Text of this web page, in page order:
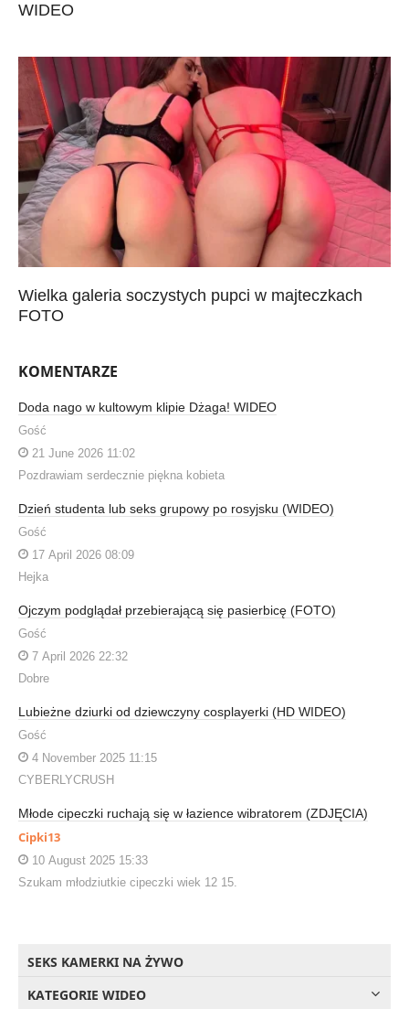
WIDEO
Wielka galeria soczystych pupci w majteczkach
FOTO
KOMENTARZE
Doda nago w kultowym klipie Dżaga! WIDEO
Gość
21 June 2026 11:02
Pozdrawiam serdecznie piękna kobieta
Dzień studenta lub seks grupowy po rosyjsku (WIDEO)
Gość
17 April 2026 08:09
Hejka
Ojczym podglądał przebierającą się pasierbicę (FOTO)
Gość
7 April 2026 22:32
Dobre
Lubieżne dziurki od dziewczyny cosplayerki (HD WIDEO)
Gość
4 November 2025 11:15
CYBERLYCRUSH
Młode cipeczki ruchają się w łazience wibratorem (ZDJĘCIA)
Cipki13
10 August 2025 15:33
Szukam młodziutkie cipeczki wiek 12 15.
SEKS KAMERKI NA ŻYWO
KATEGORIE WIDEO